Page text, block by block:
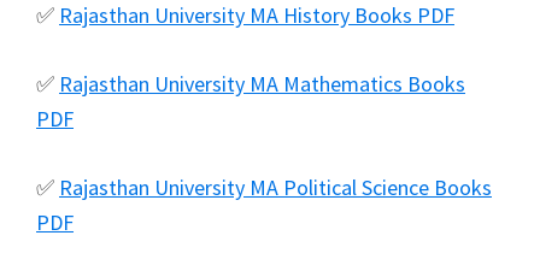
✅ Rajasthan University MA History Books PDF
✅ Rajasthan University MA Mathematics Books
PDF
✅ Rajasthan University MA Political Science Books
PDF